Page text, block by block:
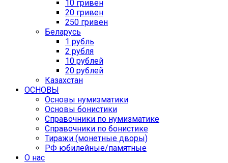
10 гривен
20 гривен
250 гривен
Беларусь
1 рубль
2 рубля
10 рублей
20 рублей
Казахстан
ОСНОВЫ
Основы нумизматики
Основы бонистики
Справочники по нумизматике
Справочники по бонистике
Тиражи (монетные дворы)
РФ юбилейные/памятные
О нас